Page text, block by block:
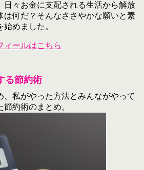
日々お金に支配される生活から解放
は何だ？そんなささやかな願いと素
めました。
ールはこちら
る節約術
、私がやった方法とみんながやって
約術のまとめ。